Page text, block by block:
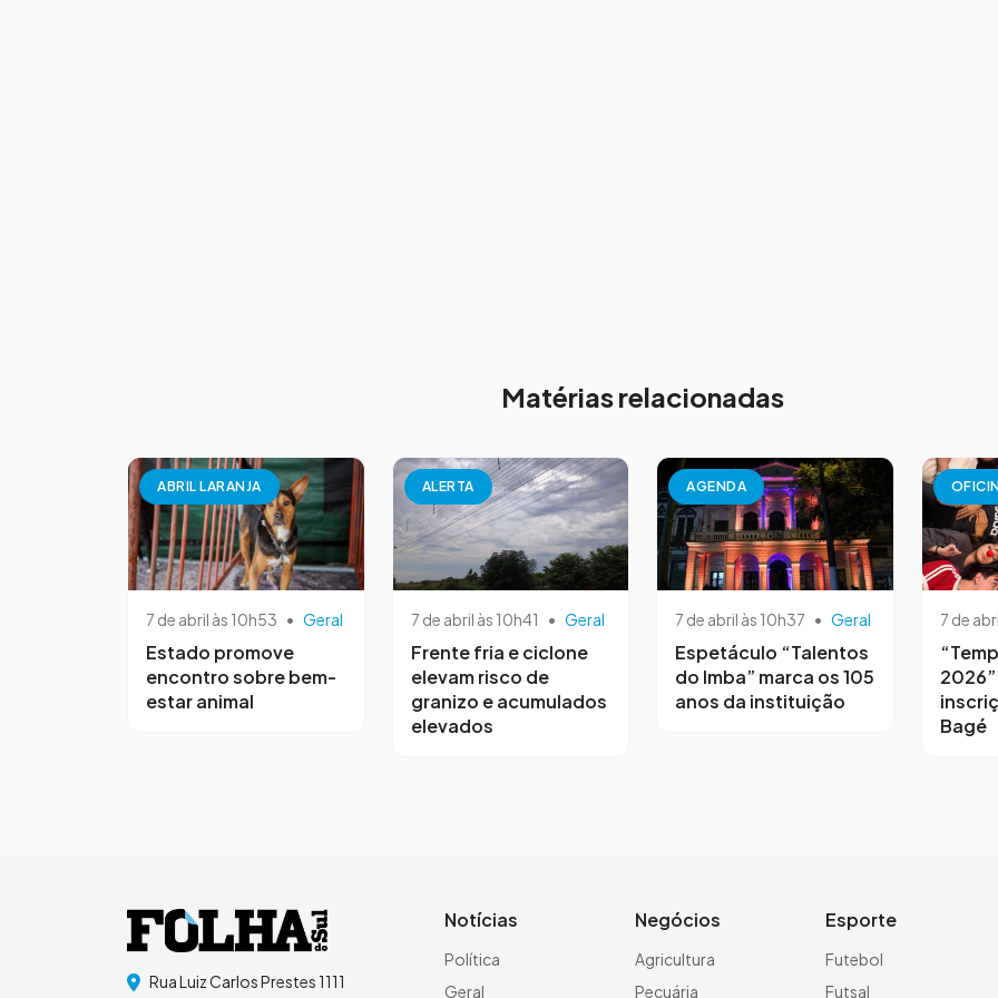
Matérias relacionadas
ABRIL LARANJA
7 de abril às 10h53 • Geral
Estado promove
encontro sobre bem-
estar animal
ALERTA
7 de abril às 10h41 • Geral
Frente fria e ciclone
elevam risco de
granizo e acumulados
elevados
AGENDA
7 de abril às 10h37 • Geral
Espetáculo “Talentos
do Imba” marca os 105
anos da instituição
7 de
Bagé
Rua Luiz Carlos Prestes 1111
Notícias
Política
Geral
Negócios
Agricultura
Pecuária
Esporte
Futebol
Futsal